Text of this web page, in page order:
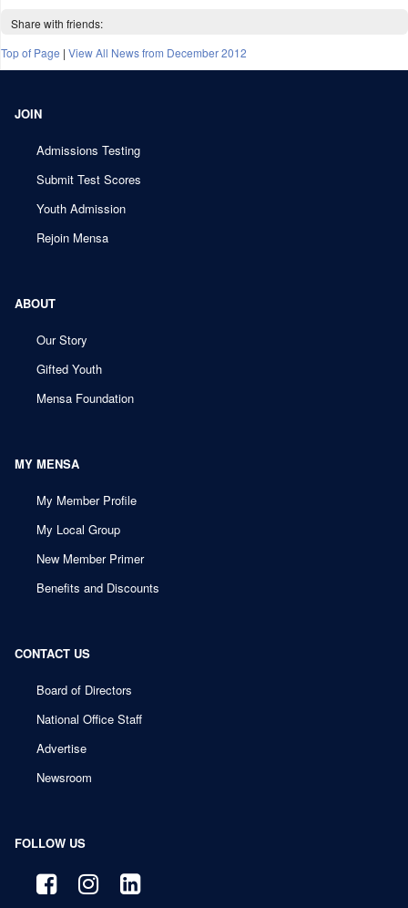
Share with friends:
Top of Page | View All News from December 2012
JOIN
Admissions Testing
Submit Test Scores
Youth Admission
Rejoin Mensa
ABOUT
Our Story
Gifted Youth
Mensa Foundation
MY MENSA
My Member Profile
My Local Group
New Member Primer
Benefits and Discounts
CONTACT US
Board of Directors
National Office Staff
Advertise
Newsroom
FOLLOW US